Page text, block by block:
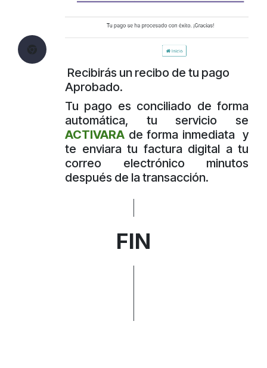
Recibirás un recibo de tu pago
Aprobado.
Tu pago es conciliado de forma
automática, tu servicio se
ACTIVARA de forma inmediata y
te enviara tu factura digital a tu
correo electrónico minutos
después de la transacción.
FIN